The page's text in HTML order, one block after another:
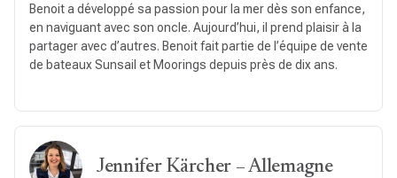
Benoit a développé sa passion pour la mer dès son enfance,
en naviguant avec son oncle. Aujourd’hui, il prend plaisir à la
partager avec d’autres. Benoit fait partie de l’équipe de vente
de bateaux Sunsail et Moorings depuis près de dix ans.
Jennifer Kärcher – Allemagne